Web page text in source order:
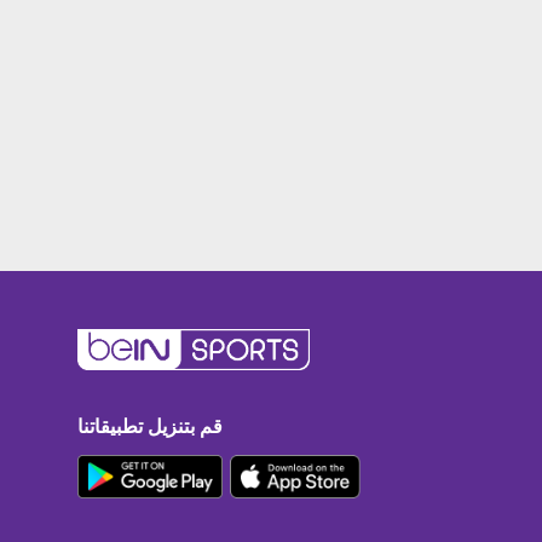
قم بتنزيل تطبيقاتنا